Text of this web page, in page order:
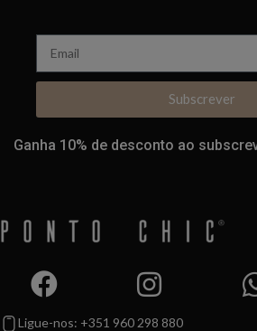
Subscrever
Ganha 10% de desconto ao
Ligue-nos: +351 960 298 880